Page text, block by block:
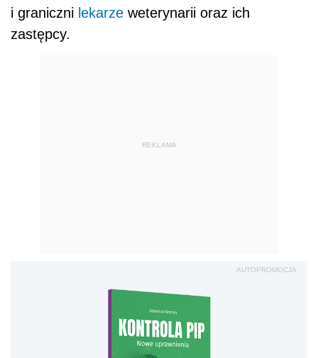
i graniczni lekarze weterynarii oraz ich
zastępcy.
REKLAMA
AUTOPROMOCJA